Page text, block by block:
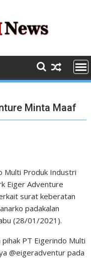
Minta Maaf
Multi Produk Industri
Eiger Adventure
surat keberatan
padakalan
(28/01/2021).
PT Eigerindo Multi
@eigeradventur pada